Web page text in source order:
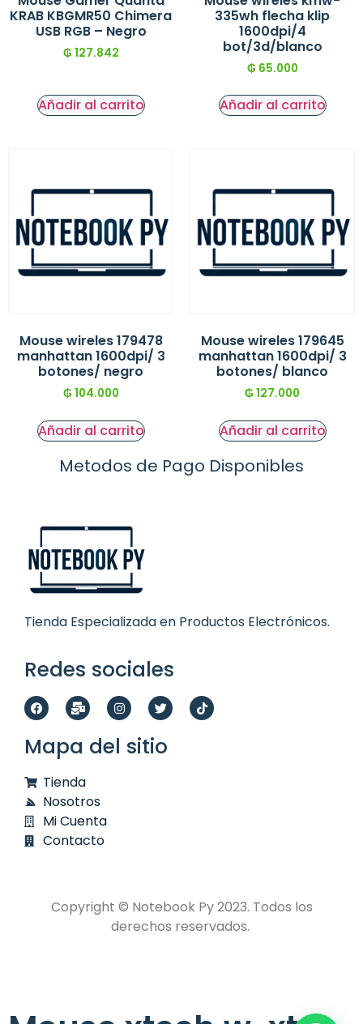
KRAB KBGMR50 Chimera
USB RGB – Negro
₲ 127.842
Añadir al carrito
335wh flecha klip
1600dpi/4
bot/3d/blanco
₲ 65.000
Añadir al carrito
Mouse wireles 179478
manhattan 1600dpi/ 3
botones/ negro
₲ 104.000
Añadir al carrito
Mouse wireles 179645
manhattan 1600dpi/ 3
botones/ blanco
₲ 127.000
Añadir al carrito
Metodos de Pago Disponibles
Tienda Especializada en Productos Electrónicos.
Redes sociales
Mapa del sitio
Tienda
Nosotros
Mi Cuenta
Contacto
Copyright © Notebook Py 2023. Todos los
derechos reservados.